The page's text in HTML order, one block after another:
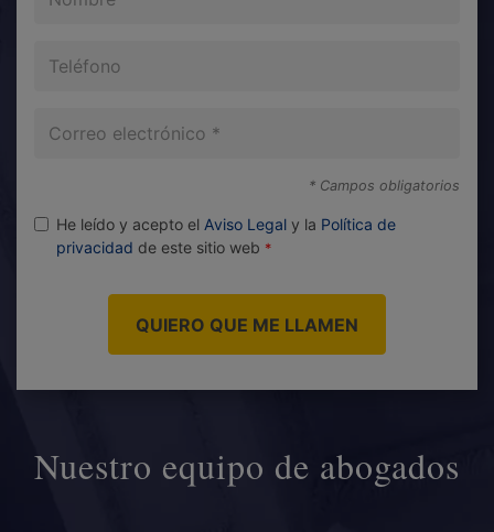
electrónico
* Campos obligatorios
He leído y acepto el Aviso Legal y la Política de
privacidad de este sitio web
QUIERO QUE ME LLAMEN
Nuestro equipo de abogados